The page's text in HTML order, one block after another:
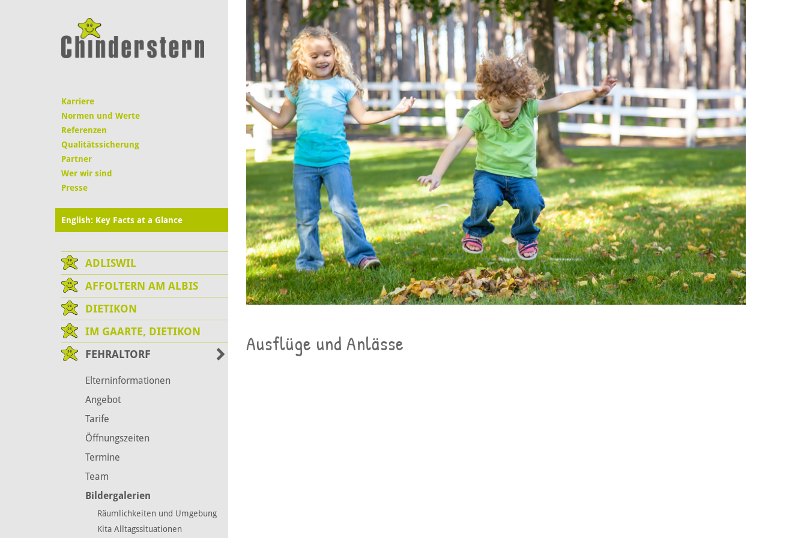
Karriere
Normen und Werte
Referenzen
Qualitätssicherung
Partner
Wer wir sind
Presse
English: Key Facts at a Glance
ADLISWIL
AFFOLTERN AM ALBIS
DIETIKON
IM GAARTE, DIETIKON
FEHRALTORF
Elterninformationen
Angebot
Tarife
Öffnungszeiten
Termine
Team
Bildergalerien
Räumlichkeiten und Umgebung
Kita Alltagssituationen
Ausflüge und Anlässe